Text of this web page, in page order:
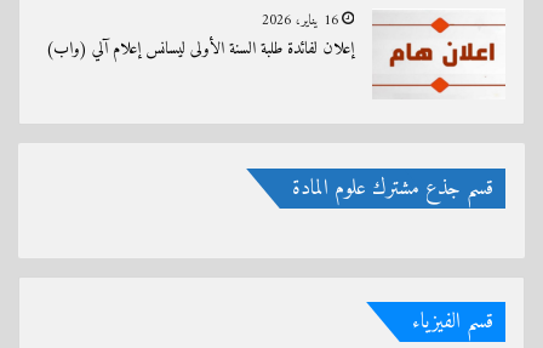
16 يناير، 2026
إعلان لفائدة طلبة السنة الأولى ليسانس إعلام آلي (واب)
قسم جذع مشترك علوم المادة
قسم الفيزياء